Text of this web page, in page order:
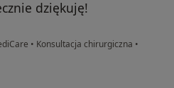
dziękuję!
• Konsultacja chirurgiczna •